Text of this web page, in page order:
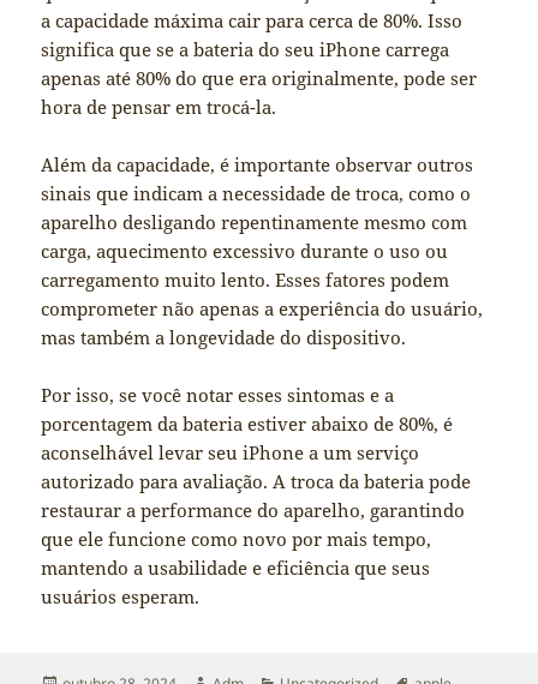
a capacidade máxima cair para cerca de 80%. Isso
significa que se a bateria do seu iPhone carrega
apenas até 80% do que era originalmente, pode ser
hora de pensar em trocá-la.
Além da capacidade, é importante observar outros
sinais que indicam a necessidade de troca, como o
aparelho desligando repentinamente mesmo com
carga, aquecimento excessivo durante o uso ou
carregamento muito lento. Esses fatores podem
comprometer não apenas a experiência do usuário,
mas também a longevidade do dispositivo.
Por isso, se você notar esses sintomas e a
porcentagem da bateria estiver abaixo de 80%, é
aconselhável levar seu iPhone a um serviço
autorizado para avaliação. A troca da bateria pode
restaurar a performance do aparelho, garantindo
que ele funcione como novo por mais tempo,
mantendo a usabilidade e eficiência que seus
usuários esperam.